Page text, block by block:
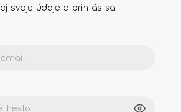
svoje údaje a prihlás sa